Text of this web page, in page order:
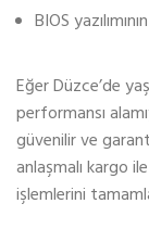
BIOS
Eğer Düzce’de
performansı
güvenilir ve
anlaşmalı kargo
işlemlerini